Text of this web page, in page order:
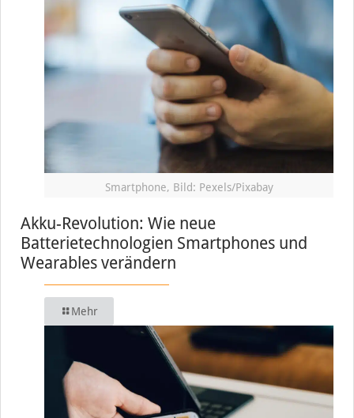
Smartphone, Bild: Pexels/Pixabay
Akku-Revolution: Wie neue
Batterietechnologien Smartphones und
Wearables verändern
Mehr